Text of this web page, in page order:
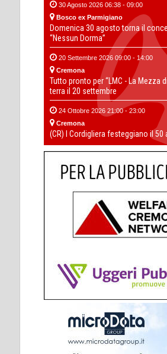
30 Agosto 2026 06:38 - 09:00
Bosco ex Parmigiano
Domenica 30 agosto torna il
“Nessun Dorma”
20 Settembre 2026 09:00 - 14:00
Cremona
Tutto pronto per “LMC - La Mezza
terra il 20 settembre
24 Ottobre 2026 21:00 - 23:00
Cremona
(CR) I Cordigliera festeggiano il 50